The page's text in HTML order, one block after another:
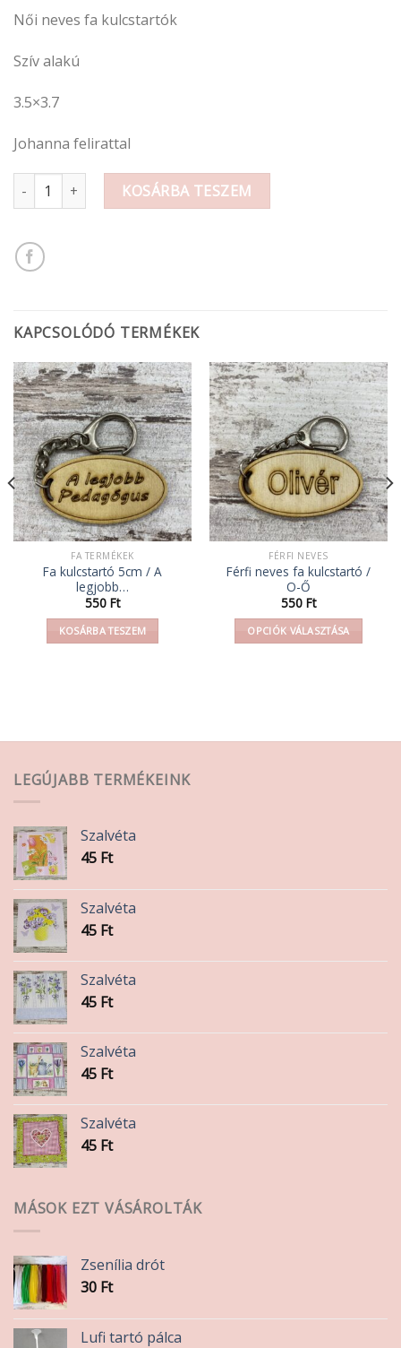
Női neves fa kulcstartók
Szív alakú
3.5×3.7
Johanna felirattal
Női neves fa kulcstartó / J mennyiség
KOSÁRBA TESZEM
KAPCSOLÓDÓ TERMÉKEK
FA TERMÉKEK
Fa kulcstartó 5cm / A
legjobb…
550 Ft
KOSÁRBA TESZEM
FÉRFI NEVES
Férfi neves fa kulcstartó /
O-Ő
550 Ft
OPCIÓK VÁLASZTÁSA
van.
LEGÚJABB TERMÉKEINK
Szalvéta
45 Ft
Szalvéta
45 Ft
Szalvéta
45 Ft
Szalvéta
45 Ft
Szalvéta
45 Ft
MÁSOK EZT VÁSÁROLTÁK
Zsenília drót
30 Ft
Lufi tartó pálca